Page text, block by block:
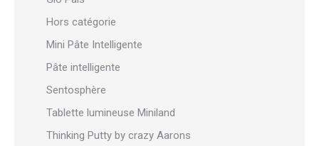
Hors catégorie
Mini Pâte Intelligente
Pâte intelligente
Sentosphère
Tablette lumineuse Miniland
Thinking Putty by crazy Aarons